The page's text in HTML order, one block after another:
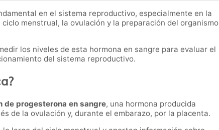
en el sistema reproductivo, especialmente en la
menstrual, la ovulación y la preparación del organismo
los niveles de esta hormona en sangre para evaluar el
del sistema reproductivo.
de progesterona en sangre, una hormona producida
de la ovulación y, durante el embarazo, por la placenta.